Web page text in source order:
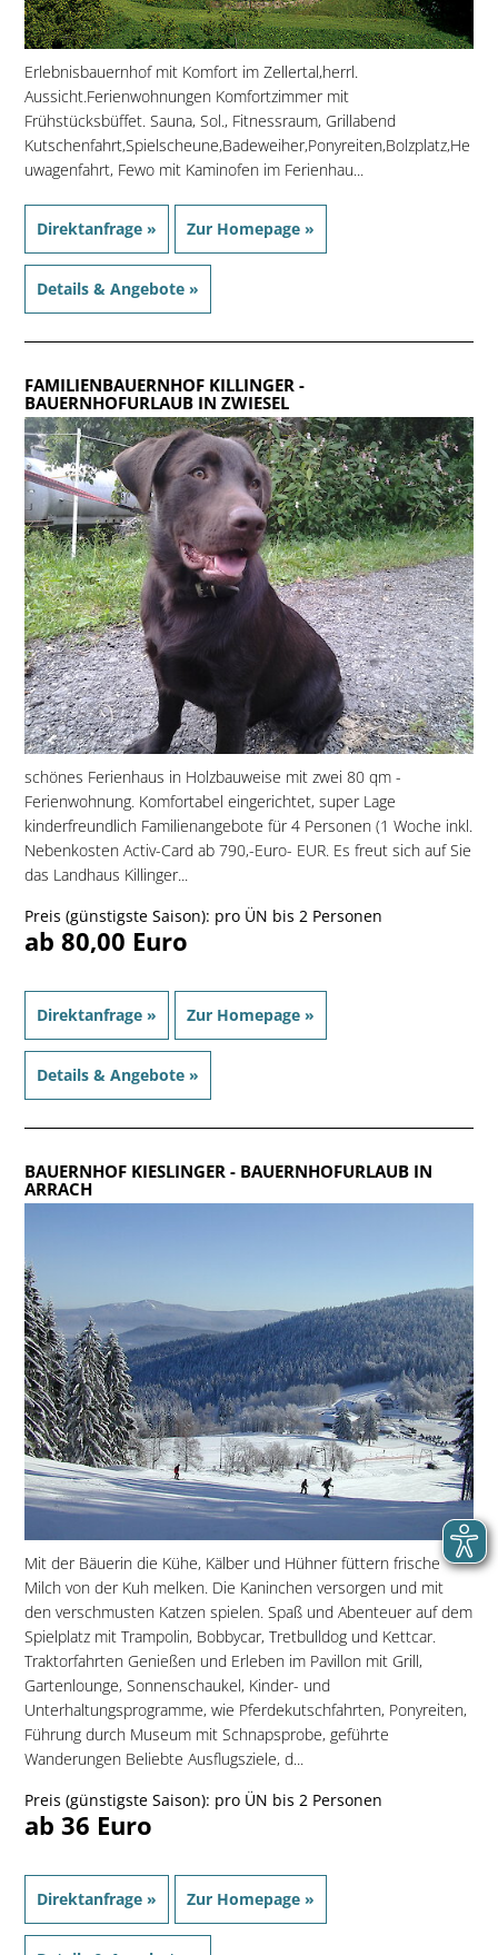
Erlebnisbauernhof mit Komfort im Zellertal,herrl.
Aussicht.Ferienwohnungen Komfortzimmer mit
Frühstücksbüffet. Sauna, Sol., Fitnessraum, Grillabend
Kutschenfahrt,Spielscheune,Badeweiher,Ponyreiten,Bolzplatz,He
uwagenfahrt, Fewo mit Kaminofen im Ferienhau...
Direktanfrage » Zur Homepage »
Details & Angebote »
FAMILIENBAUERNHOF KILLINGER-
BAUERNHOFURLAUB IN ZWIESEL
schönes Ferienhaus in Holzbauweise mit zwei 80 qm -
Ferienwohnung. Komfortabel eingerichtet, super Lage
kinderfreundlich Familienangebote für 4 Personen (1 Woche inkl.
Nebenkosten Activ-Card ab 790,-Euro- EUR. Es freut sich auf Sie
das Landhaus Killinger...
Preis (günstigste Saison): pro ÜN bis 2 Personen
ab 80,00 Euro
Direktanfrage » Zur Homepage »
Details & Angebote »
BAUERNHOF KIESLINGER- BAUERNHOFURLAUB IN
ARRACH
Mit der Bäuerin die Kühe, Kälber und Hühner füttern frische
Milch von der Kuh melken. Die Kaninchen versorgen und mit
den verschmusten Katzen spielen. Spaß und Abenteuer auf dem
Spielplatz mit Trampolin, Bobbycar, Tretbulldog und Kettcar.
Traktorfahrten Genießen und Erleben im Pavillon mit Grill,
Gartenlounge, Sonnenschaukel, Kinder- und
Unterhaltungsprogramme, wie Pferdekutschfahrten, Ponyreiten,
Führung durch Museum mit Schnapsprobe, geführte
Wanderungen Beliebte Ausflugsziele, d...
Preis (günstigste Saison): pro ÜN bis 2 Personen
ab 36 Euro
Direktanfrage » Zur Homepage »